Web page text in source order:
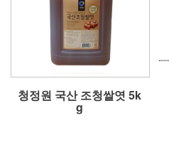
청정원 국산 조청쌀엿 5k
g